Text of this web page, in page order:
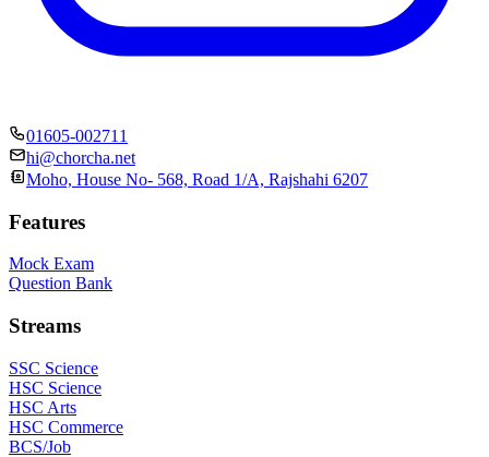
01605-002711
hi@chorcha.net
Moho, House No- 568, Road 1/A, Rajshahi 6207
Features
Mock Exam
Question Bank
Streams
SSC Science
HSC Science
HSC Arts
HSC Commerce
BCS/Job